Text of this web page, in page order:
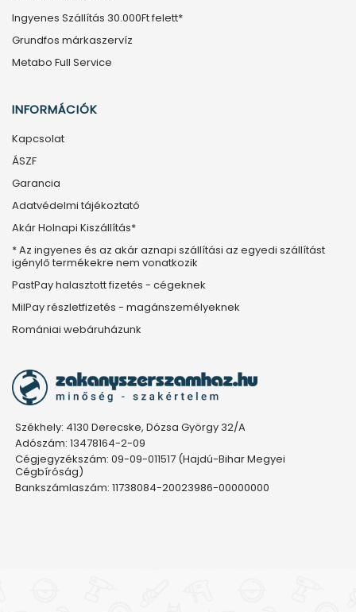
Ingyenes Szállítás 30.000Ft felett*
Grundfos márkaszervíz
Metabo Full Service
INFORMÁCIÓK
Kapcsolat
ÁSZF
Garancia
Adatvédelmi tájékoztató
Akár Holnapi Kiszállítás*
* Az ingyenes és az akár aznapi szállítási az egyedi szállítást
igénylő termékekre nem vonatkozik
PastPay halasztott fizetés - cégeknek
MilPay részletfizetés - magánszemélyeknek
Romániai webáruházunk
Székhely: 4130 Derecske, Dózsa György 32/A
Adószám: 13478164-2-09
Cégjegyzékszám: 09-09-011517 (Hajdú-Bihar Megyei
Cégbíróság)
Bankszámlaszám: 11738084-20023986-00000000